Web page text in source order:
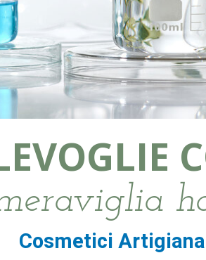
Cosmetici